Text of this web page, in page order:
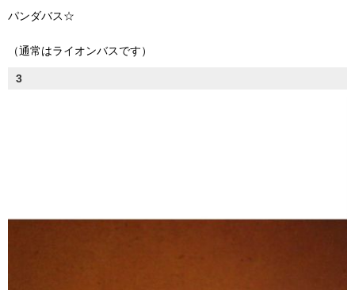
パンダバス☆
（通常はライオンバスです）
3